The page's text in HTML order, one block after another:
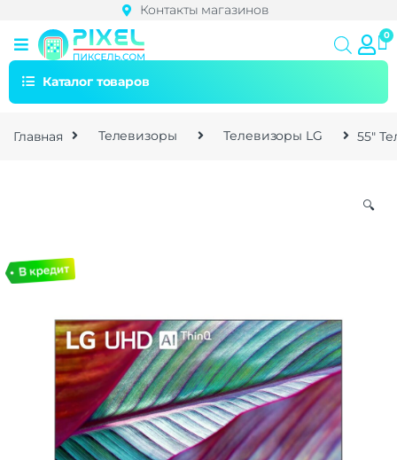
Контакты магазинов
Каталог товаров
Главная Телевизоры Телевизоры LG 55″
🔍